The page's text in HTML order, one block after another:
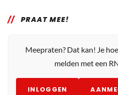
PRAAT MEE!
Meepraten? Dat kan! Je
melden met een
INLOGGEN